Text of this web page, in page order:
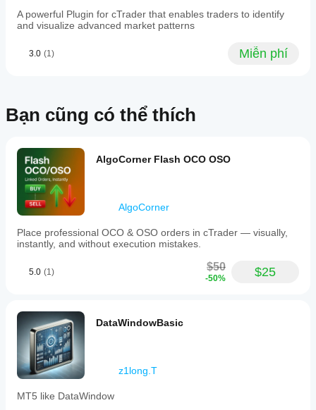
đã
dùng
chưa?
Hãy là
chia
sẻ với
người!
đầu
sử
plugin.
cả các
ứng
cTrader
tính
chỉ
có sẵn
cTrader
Windows
và Mac.
gì?
mở
bằng
cách
công
cụ,
dịch vụ
và
thành
phần
giao
Plugin
như
nào?
Plugin
tương
tác với
dữ
liệu
dịch
hoặc
vụ bên
thuộc
vào
chức
năng
và cấu
hình
của
chúng.
A powerful Plugin for cTrader that enables traders to identify
and visualize advanced market patterns
3.0 (1) Miễn phí
Bạn cũng có thể thích
AlgoCorner Flash OCO OSO
AlgoCorner
Place professional OCO & OSO orders in cTrader — visually,
instantly, and without execution mistakes.
5.0 (1) $50
-50% $25
DataWindowBasic
z1long.T
MT5 like DataWindow